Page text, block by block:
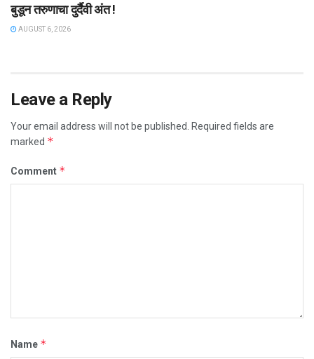
बुडून तरुणाचा दुर्दैवी अंत !
AUGUST 6, 2026
Leave a Reply
Your email address will not be published.
Required fields are
marked *
Comment *
Name *